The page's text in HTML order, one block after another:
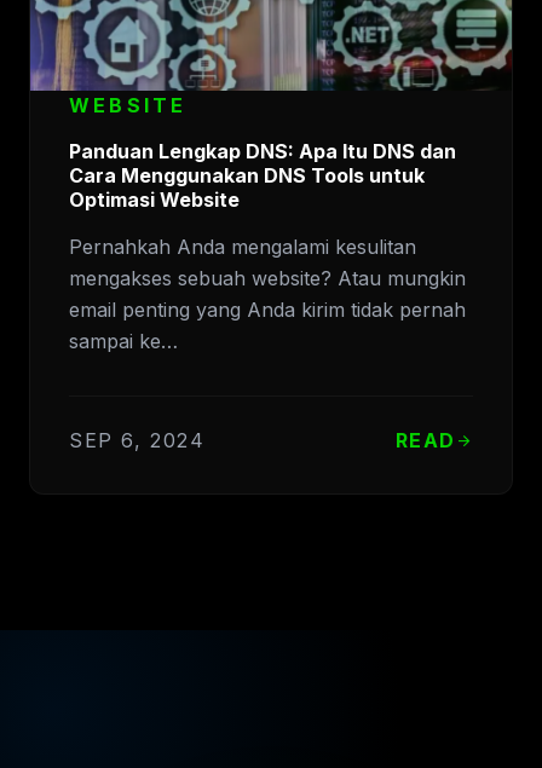
WEBSITE
Panduan Lengkap DNS: Apa Itu DNS dan
Cara Menggunakan DNS Tools untuk
Optimasi Website
Pernahkah Anda mengalami kesulitan
mengakses sebuah website? Atau mungkin
email penting yang Anda kirim tidak pernah
sampai ke…
SEP 6, 2024 READ arrow_forward